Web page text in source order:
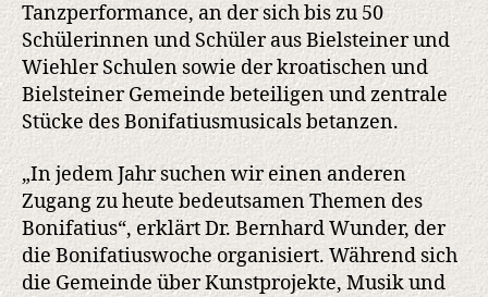
Tanzperformance, an der sich bis zu 50
Schülerinnen und Schüler aus Bielsteiner und
Wiehler Schulen sowie der kroatischen und
Bielsteiner Gemeinde beteiligen und zentrale
Stücke des Bonifatiusmusicals betanzen.
„In jedem Jahr suchen wir einen anderen
Zugang zu heute bedeutsamen Themen des
Bonifatius“, erklärt Dr. Bernhard Wunder, der
die Bonifatiuswoche organisiert. Während sich
die Gemeinde über Kunstprojekte, Musik und